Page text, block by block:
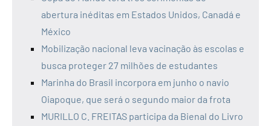
abertura inéditas em Estados Unidos, Canadá e
México
Mobilização nacional leva vacinação às escolas e
busca proteger 27 milhões de estudantes
Marinha do Brasil incorpora em junho o navio
Oiapoque, que será o segundo maior da frota
MURILLO C. FREITAS participa da Bienal do Livro